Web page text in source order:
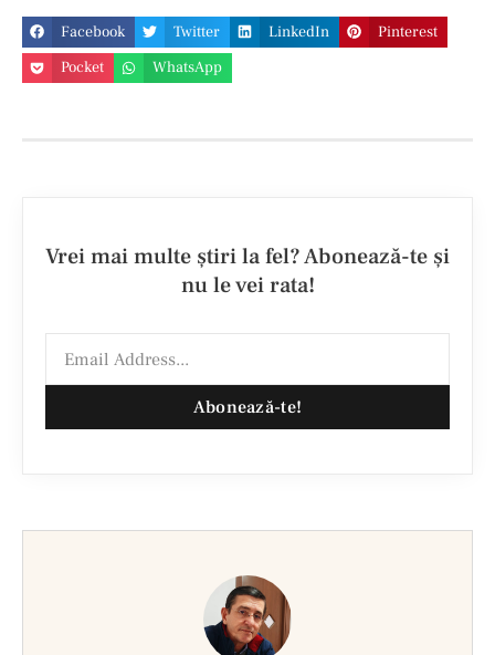
Facebook Twitter LinkedIn
Pinterest
Pocket
WhatsApp
Vrei mai multe ştiri la fel? Abonează-te şi
nu le vei rata!
Abonează-te!